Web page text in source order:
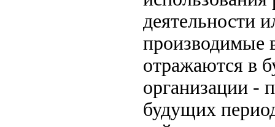
деятельности
производимые
отражаются в
организации -
будущих